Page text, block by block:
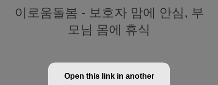
이로움돌봄 - 보호자 맘에 안심, 부
모님 몸에 휴식